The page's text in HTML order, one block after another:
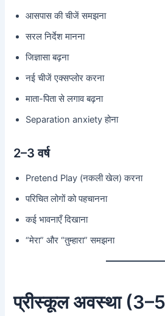
आसपास की चीजें समझना
सरल निर्देश मानना
जिज्ञासा बढ़ना
नई चीजें एक्सप्लोर करना
माता-पिता से लगाव बढ़ना
Separation anxiety होना
2–3 वर्ष
Pretend Play (नकली खेल) करना
परिचित लोगों को पहचानना
कई भावनाएँ दिखाना
“मेरा” और “तुम्हारा” समझना
प्रीस्कूल अवस्था (3–5